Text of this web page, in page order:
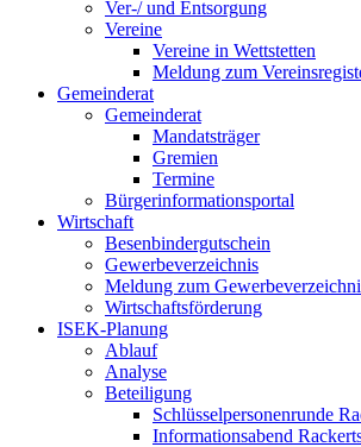
Ver-/ und Entsorgung
Vereine
Vereine in Wettstetten
Meldung zum
Gemeinderat
Gemeinderat
Mandatsträger
Gremien
Termine
Bürgerinformationsportal
Wirtschaft
Besenbindergutschein
Gewerbeverzeichnis
Meldung zum
Wirtschaftsförderung
ISEK-Planung
Ablauf
Analyse
Beteiligung
Schlüsselpersonenrunde
Informationsabend